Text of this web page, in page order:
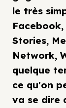
le très
Stories,
Network,
quelque
ce qu'on
va se dire